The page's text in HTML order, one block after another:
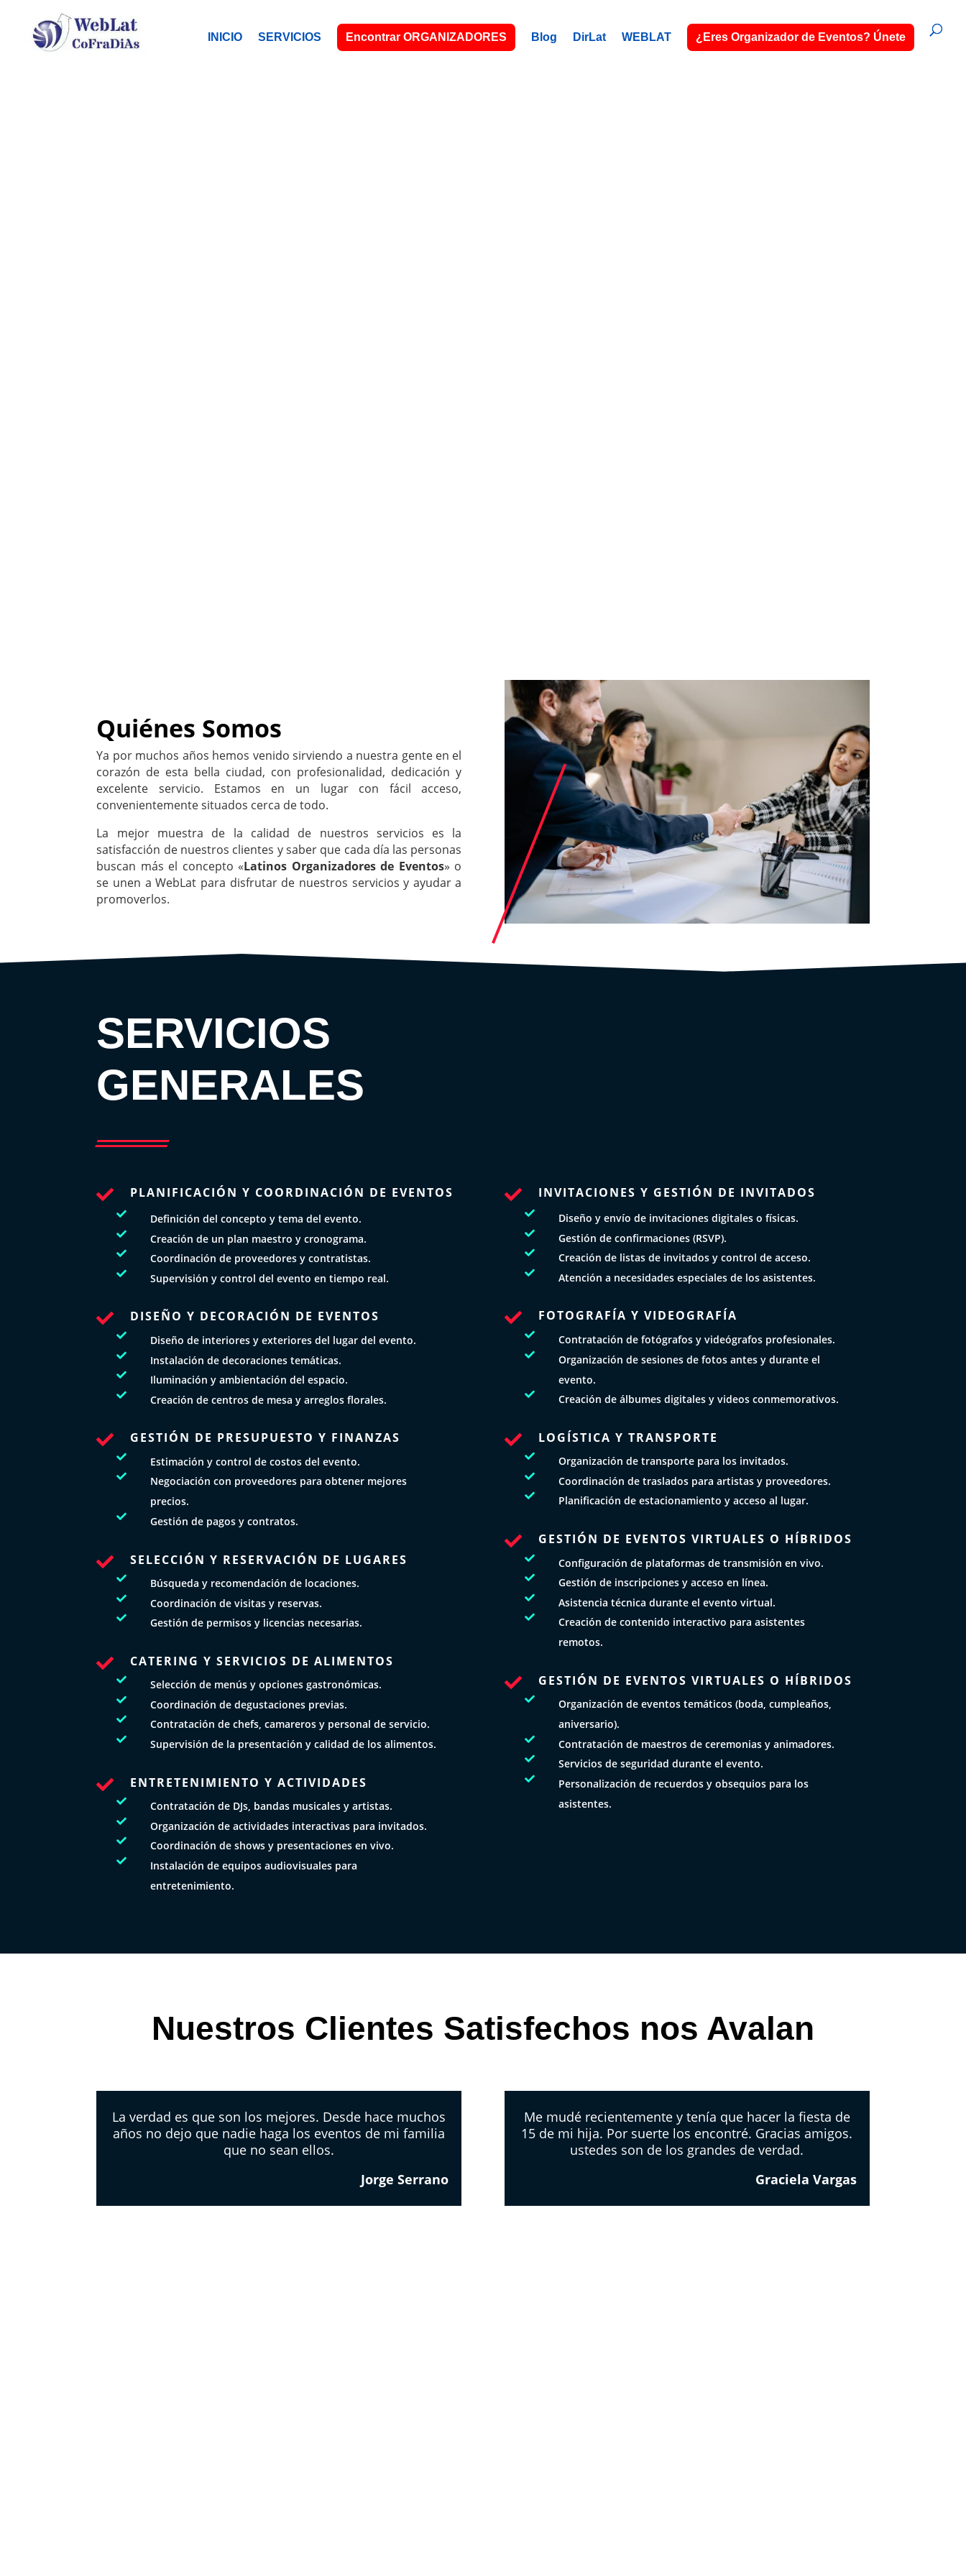
INICIO SERVICIOS Encontrar ORGANIZADORES Blog DirLat WEBLAT ¿Eres Organizador de Eventos? Únete
Quiénes Somos
Ya por muchos años hemos venido sirviendo a nuestra gente en el
corazón de esta bella ciudad, con profesionalidad, dedicación y
excelente servicio. Estamos en un lugar con fácil acceso,
convenientemente situados cerca de todo.
La mejor muestra de la calidad de nuestros servicios es la
satisfacción de nuestros clientes y saber que cada día las personas
buscan más el concepto «Latinos Organizadores de Eventos» o
se unen a WebLat para disfrutar de nuestros servicios y ayudar a
promoverlos.
SERVICIOS
GENERALES
 PLANIFICACIÓN Y COORDINACIÓN DE EVENTOS
 Definición del concepto y tema del evento.
 Creación de un plan maestro y cronograma.
 Coordinación de proveedores y contratistas.
 Supervisión y control del evento en tiempo real.
 DISEÑO Y DECORACIÓN DE EVENTOS
 Diseño de interiores y exteriores del lugar del evento.
 Instalación de decoraciones temáticas.
 Iluminación y ambientación del espacio.
 Creación de centros de mesa y arreglos florales.
 GESTIÓN DE PRESUPUESTO Y FINANZAS
 Estimación y control de costos del evento.

Negociación con proveedores para obtener mejores
precios.
 Gestión de pagos y contratos.
 SELECCIÓN Y RESERVACIÓN DE LUGARES
 Búsqueda y recomendación de locaciones.
 Coordinación de visitas y reservas.
 Gestión de permisos y licencias necesarias.
 CATERING Y SERVICIOS DE ALIMENTOS
 Selección de menús y opciones gastronómicas.
 Coordinación de degustaciones previas.
 Contratación de chefs, camareros y personal de servicio.
 Supervisión de la presentación y calidad de los alimentos.
 ENTRETENIMIENTO Y ACTIVIDADES
 Contratación de DJs, bandas musicales y artistas.
 Organización de actividades interactivas para invitados.
 Coordinación de shows y presentaciones en vivo.

Instalación de equipos audiovisuales para
entretenimiento.
 INVITACIONES Y GESTIÓN DE INVITADOS
 Diseño y envío de invitaciones digitales o físicas.
 Gestión de confirmaciones (RSVP).
 Creación de listas de invitados y control de acceso.
 Atención a necesidades especiales de los asistentes.
 FOTOGRAFÍA Y VIDEOGRAFÍA
 Contratación de fotógrafos y videógrafos profesionales.

Organización de sesiones de fotos antes y durante el
evento.
 Creación de álbumes digitales y videos conmemorativos.
 LOGÍSTICA Y TRANSPORTE
 Organización de transporte para los invitados.
 Coordinación de traslados para artistas y proveedores.
 Planificación de estacionamiento y acceso al lugar.
 GESTIÓN DE EVENTOS VIRTUALES O HÍBRIDOS
 Configuración de plataformas de transmisión en vivo.
 Gestión de inscripciones y acceso en línea.
 Asistencia técnica durante el evento virtual.

Creación de contenido interactivo para asistentes
remotos.
 GESTIÓN DE EVENTOS VIRTUALES O HÍBRIDOS

Organización de eventos temáticos (boda, cumpleaños,
aniversario).
 Contratación de maestros de ceremonias y animadores.
 Servicios de seguridad durante el evento.

Personalización de recuerdos y obsequios para los
asistentes.
Nuestros Clientes Satisfechos nos Avalan
La verdad es que son los mejores. Desde hace muchos
años no dejo que nadie haga los eventos de mi familia
que no sean ellos.
Jorge Serrano
Me mudé recientemente y tenía que hacer la fiesta de
15 de mi hija. Por suerte los encontré. Gracias amigos.
ustedes son de los grandes de verdad.
Graciela Vargas